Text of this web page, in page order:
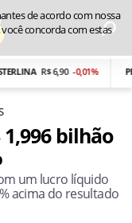
R$ 6,90 -0,01%
bilhão
um lucro líquido
acima do resultado
de acordo com nossa
concorda com estas